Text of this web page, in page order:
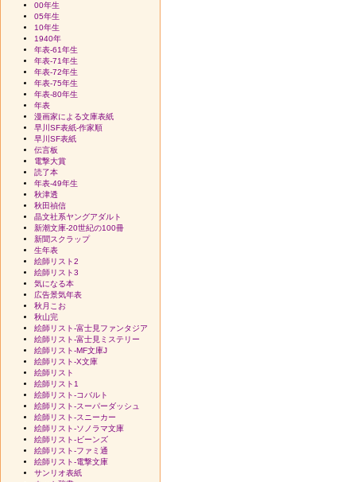
00年生
05年生
10年生
1940年
年表-61年生
年表-71年生
年表-72年生
年表-75年生
年表-80年生
年表
漫画家による文庫表紙
早川SF表紙-作家順
早川SF表紙
伝言板
電撃大賞
読了本
年表-49年生
秋津透
秋田禎信
晶文社系ヤングアダルト
新潮文庫-20世紀の100冊
新聞スクラップ
生年表
絵師リスト2
絵師リスト3
気になる本
広告景気年表
秋月こお
秋山完
絵師リスト-富士見ファンタジア
絵師リスト-富士見ミステリー
絵師リスト-MF文庫J
絵師リスト-X文庫
絵師リスト
絵師リスト1
絵師リスト-コバルト
絵師リスト-スーパーダッシュ
絵師リスト-スニーカー
絵師リスト-ソノラマ文庫
絵師リスト-ビーンズ
絵師リスト-ファミ通
絵師リスト-電撃文庫
サンリオ表紙